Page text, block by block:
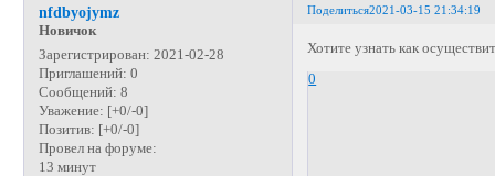
Поделиться2021-03-15 21:34:19
nfdbyojymz
Новичок
Зарегистрирован: 2021-02-28
Приглашений: 0
Сообщений: 8
Уважение: [+0/-0]
Позитив: [+0/-0]
Провел на форуме:
13 минут
Хотите узнать как
0